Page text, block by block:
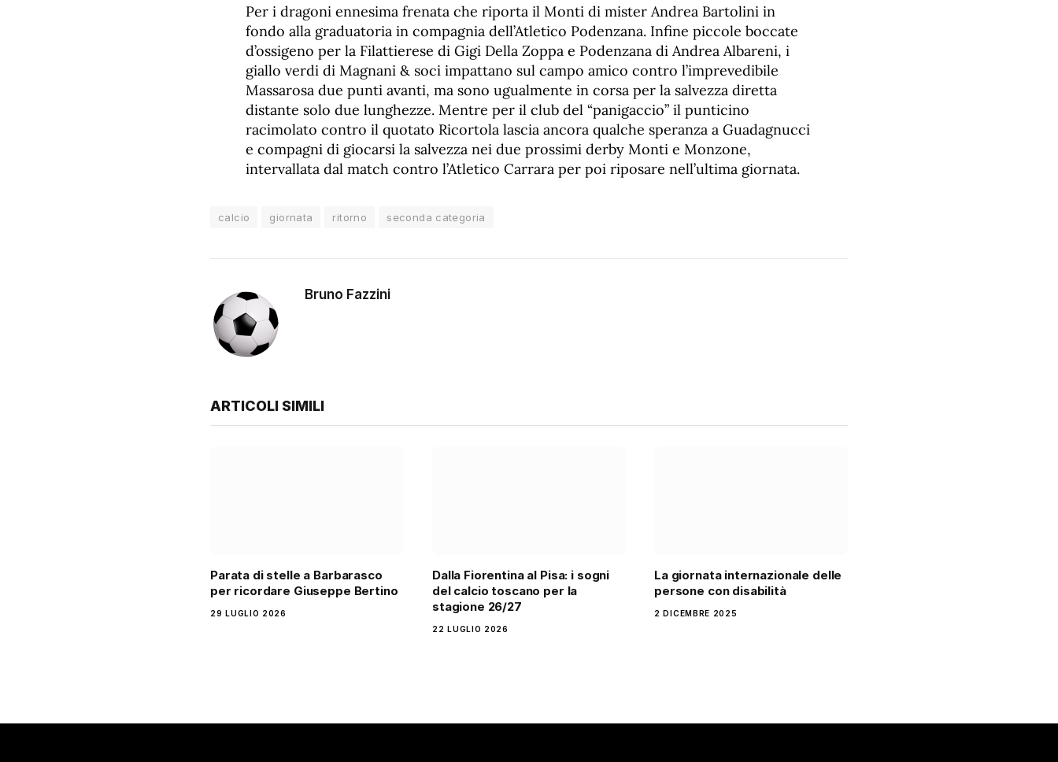
Per i dragoni ennesima frenata che riporta il Monti di mister Andrea Bartolini in
fondo alla graduatoria in compagnia dell’Atletico Podenzana. Infine piccole boccate
d’ossigeno per la Filattierese di Gigi Della Zoppa e Podenzana di Andrea Albareni, i
giallo verdi di Magnani & soci impattano sul campo amico contro l’imprevedibile
Massarosa due punti avanti, ma sono ugualmente in corsa per la salvezza diretta
distante solo due lunghezze. Mentre per il club del “panigaccio” il punticino
racimolato contro il quotato Ricortola lascia ancora qualche speranza a Guadagnucci
e compagni di giocarsi la salvezza nei due prossimi derby Monti e Monzone,
intervallata dal match contro l’Atletico Carrara per poi riposare nell’ultima giornata.
calcio giornata ritorno seconda categoria
Bruno Fazzini
ARTICOLI SIMILI
Parata di stelle a Barbarasco
per ricordare Giuseppe Bertino
29 LUGLIO 2026
Dalla Fiorentina al Pisa: i sogni
del calcio toscano per la
stagione 26/27
22 LUGLIO 2026
La giornata internazionale delle
persone con disabilità
2 DICEMBRE 2025